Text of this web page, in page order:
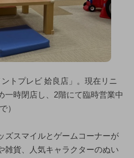
トプレビ 姶良店」。現在リニ
一時閉店し、2階にて臨時営業中
）
ズスマイルとゲームコーナーが
雑貨、人気キャラクターのぬい